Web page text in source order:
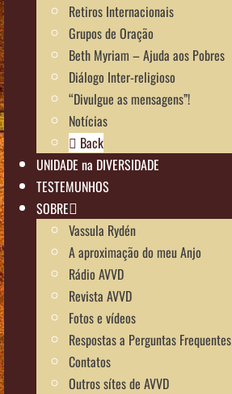
Retiros Internacionais
Grupos de Oração
Beth Myriam – Ajuda aos Pobres
Diálogo Inter-religioso
“Divulgue as mensagens”!
Notícias
Back
UNIDADE na DIVERSIDADE
TESTEMUNHOS
SOBRE
Vassula Rydén
A aproximação do meu Anjo
Rádio AVVD
Revista AVVD
Fotos e vídeos
Respostas a Perguntas Frequentes
Contatos
Outros sítes de AVVD